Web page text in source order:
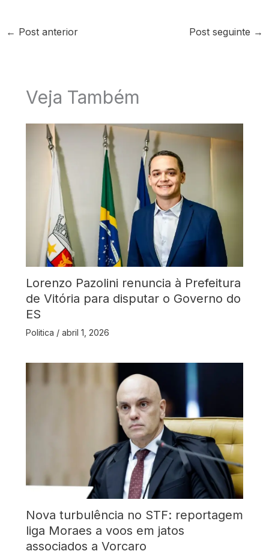
← Post anterior Post seguinte →
Veja Também
Lorenzo Pazolini renuncia à Prefeitura
de Vitória para disputar o Governo do
ES
Politica / abril 1, 2026
Nova turbulência no STF: reportagem
liga Moraes a voos em jatos
associados a Vorcaro